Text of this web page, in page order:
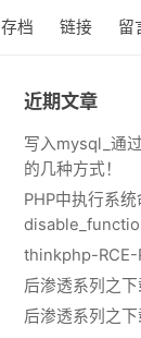
存档 链接 留
近期文章
写入mysql_通
的几种方式！
PHP中执行系
thinkphp-RCE-
后渗透系列之下
后渗透系列之